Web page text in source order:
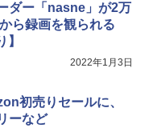
ダー「nasne」が2万
ら録画を観られる
2022年1月3日
初売りセールに、
ーなど